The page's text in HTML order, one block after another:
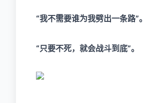
“我不需要谁为我劈出一条路”。
“只要不死，就会战斗到底”。